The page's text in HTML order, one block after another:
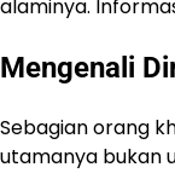
alaminya.
Mengenali
Sebagian orang
utamanya bukan